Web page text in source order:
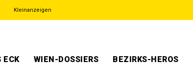
Kleinanzeigen
ECK WIEN-DOSSIERS BEZIRKS-HEROS